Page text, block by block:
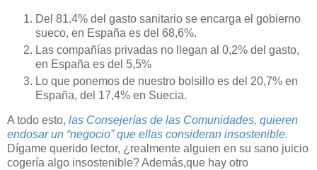
Del 81.4% del gasto sanitario se encarga el gobierno
sueco, en España es del 68,6%.
Las compañías privadas no llegan al 0,2% del gasto,
en España es del 5,5%
Lo que ponemos de nuestro bolsillo es del 20,7% en
España, del 17,4% en Suecia.
A todo esto, las Consejerías de las Comunidades, quieren
endosar un “negocio” que ellas consideran insostenible.
Dígame querido lector, ¿realmente alguien en su sano juicio
cogería algo insostenible? Además,que hay otro